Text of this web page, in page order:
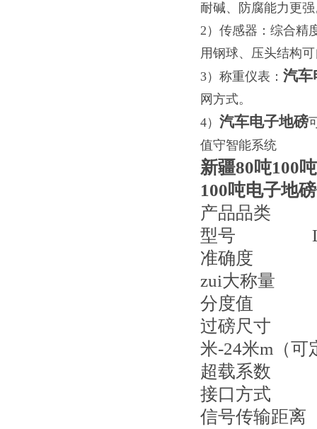
耐碱、防腐能力更
2 ）传感器：综合精
用钢球、压头结构
3）称重仪表： 汽车
网方式。
4） 汽车电子地磅
值守智能系统
新疆80吨100
100吨电子地
产品品
型号
准确度
zui大称
分度
过磅尺寸
米-24米m （
超载系
接口方
信号传输